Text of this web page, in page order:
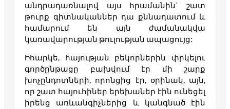
անդրադառնալով այս հրամանին` շատ
թուրք գիտնականներ դա քննադատում և
համարում են այն ժամանակվա
կառավարության թուլության ապացույց:
Իհարկե, հայության բեկորներին փրկելու
գործընթացը բախվում էր մի շարք
խոչընդոտների, որոնցից էր, օրինակ, այն,
որ շատ հայուհիներ երեխաներ էին ունեցել
իրենց առևանգիչներից և կանգնած էին